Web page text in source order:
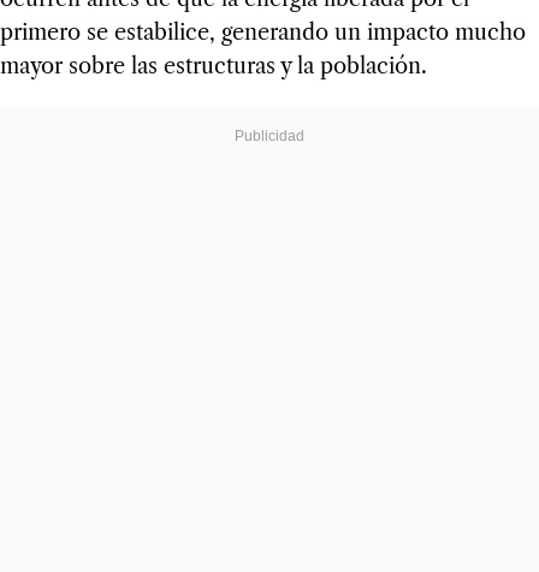
primero se estabilice, generando un impacto mucho
mayor sobre las estructuras y la población.